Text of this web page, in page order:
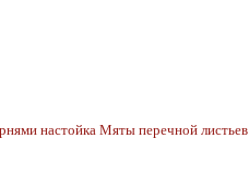
настойка Мяты перечной листьев